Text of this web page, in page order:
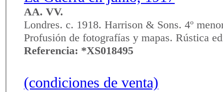
AA. VV.
Londres. c. 1918. Harrison & Sons. 4º
Profusión de fotografías y mapas. Rústica
Referencia: *XS018495
(condiciones de venta)